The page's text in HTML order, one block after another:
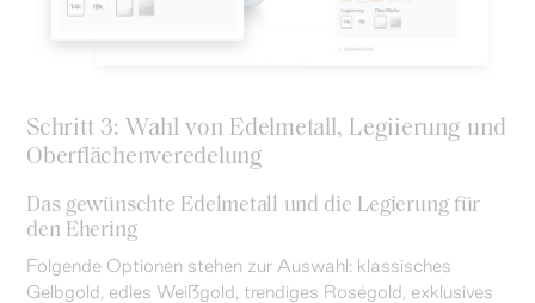
Schritt 3: Wahl von Edelmetall, Legiierung und
Oberflächenveredelung
Das gewünschte Edelmetall und die Legierung für
den Ehering
Folgende Optionen stehen zur Auswahl: klassisches
Gelbgold, edles Weißgold, trendiges Roségold, exklusives